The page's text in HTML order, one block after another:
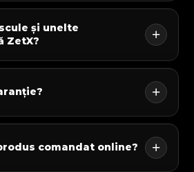
și unelte
ZetX?
comandat online?